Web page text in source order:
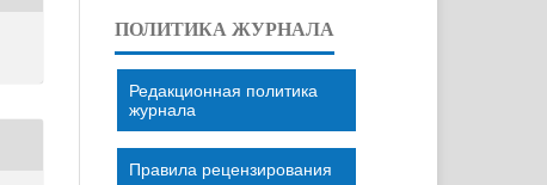
ПОЛИТИКА ЖУРНАЛА
Редакционная политика
журнала
Правила рецензирования